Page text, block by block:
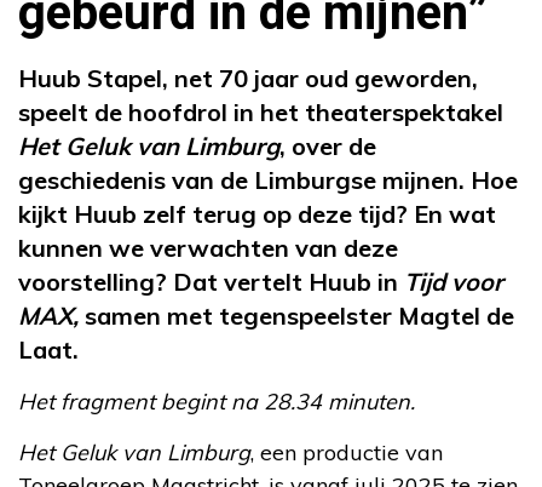
Huub Stapel, net 70 jaar oud geworden,
speelt de hoofdrol in het theaterspektakel
Het Geluk van Limburg, over de
geschiedenis van de Limburgse mijnen. Hoe
kijkt Huub zelf terug op deze tijd? En wat
kunnen we verwachten van deze
voorstelling? Dat vertelt Huub in Tijd voor
MAX, samen met tegenspeelster Magtel de
Laat.
Het fragment begint na 28.34 minuten.
Het Geluk van Limburg, een productie van